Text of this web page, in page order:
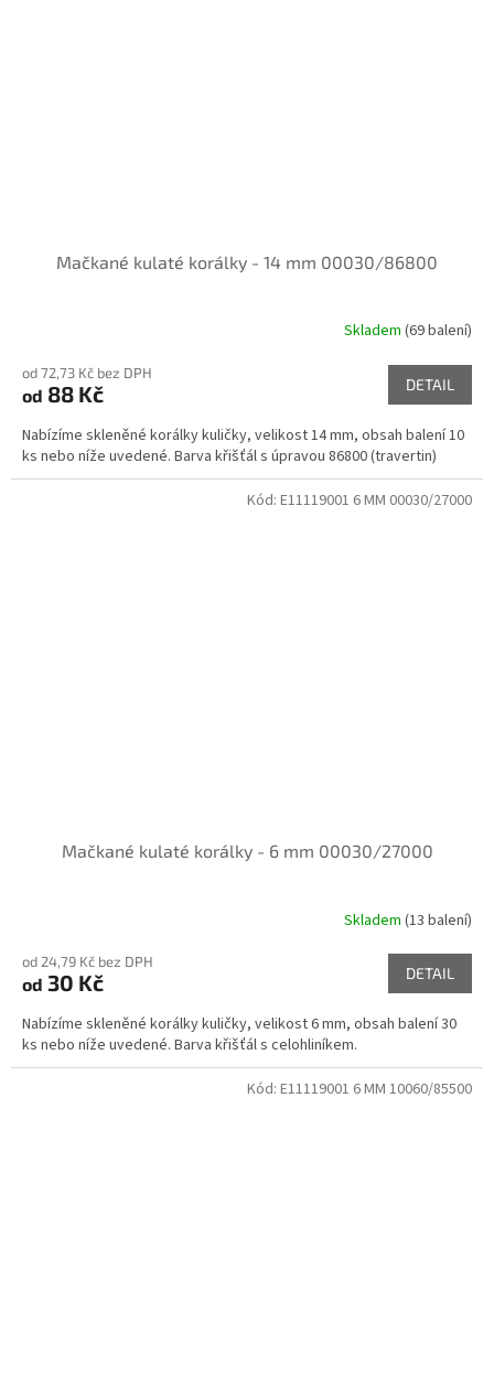
Mačkané kulaté korálky - 14 mm 00030/86800
Skladem (69 balení)
od 72,73 Kč bez DPH
od 88 Kč DETAIL
Nabízíme skleněné korálky kuličky, velikost 14 mm, obsah balení 10
ks nebo níže uvedené. Barva křišťál s úpravou 86800 (travertin)
Mačkané kulaté korálky - 6 mm 00030/27000
Skladem (13 balení)
od 24,79 Kč bez DPH
od 30 Kč DETAIL
Nabízíme skleněné korálky kuličky, velikost 6 mm, obsah balení 30
ks nebo níže uvedené. Barva křišťál s celohliníkem.
Kód: E11119001 6 MM 00030/27000
Kód: E11119001 6 MM 10060/85500